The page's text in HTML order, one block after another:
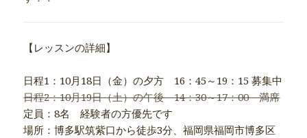
【レッスンの詳細】
日程1：10月18日（金）の夕方 16：45～19：15 募集中
日程2：10月19日（土）の午後 14：30～17：00 満席
定員：8名 経験者の方優先です
場所：博多駅筑紫口から徒歩3分、福岡県福岡市博多区